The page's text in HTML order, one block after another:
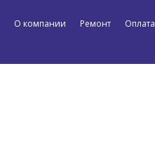
О компании Ремонт Оплата